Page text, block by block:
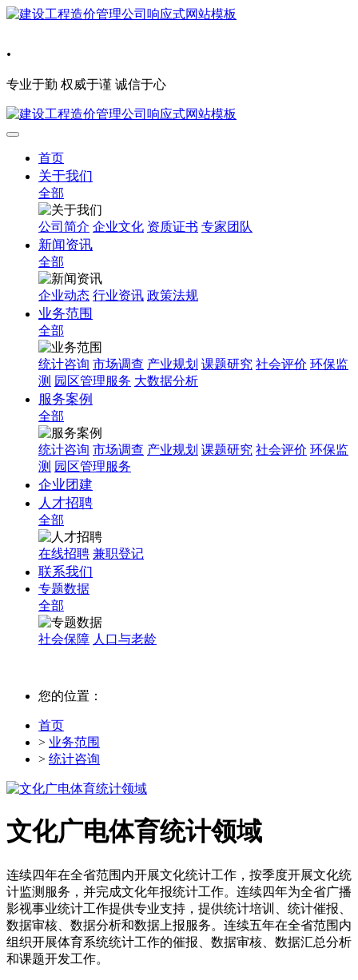
.
专业于勤 权威于谨 诚信于心
首页
关于我们
全部
公司简介 企业文化 资质证书 专家团队
新闻资讯
全部
企业动态 行业资讯 政策法规
业务范围
全部
统计咨询 市场调查 产业规划 课题研究 社会评价 环保监
测 园区管理服务 大数据分析
服务案例
全部
统计咨询 市场调查 产业规划 课题研究 社会评价 环保监
测 园区管理服务
企业团建
人才招聘
全部
在线招聘 兼职登记
联系我们
专题数据
全部
社会保障 人口与老龄
您的位置：
首页
> 业务范围
> 统计咨询
文化广电体育统计领域
连续四年在全省范围内开展文化统计工作，按季度开展文化统
计监测服务，并完成文化年报统计工作。连续四年为全省广播
影视事业统计工作提供专业支持，提供统计培训、统计催报、
数据审核、数据分析和数据上报服务。连续五年在全省范围内
组织开展体育系统统计工作的催报、数据审核、数据汇总分析
和课题开发工作。